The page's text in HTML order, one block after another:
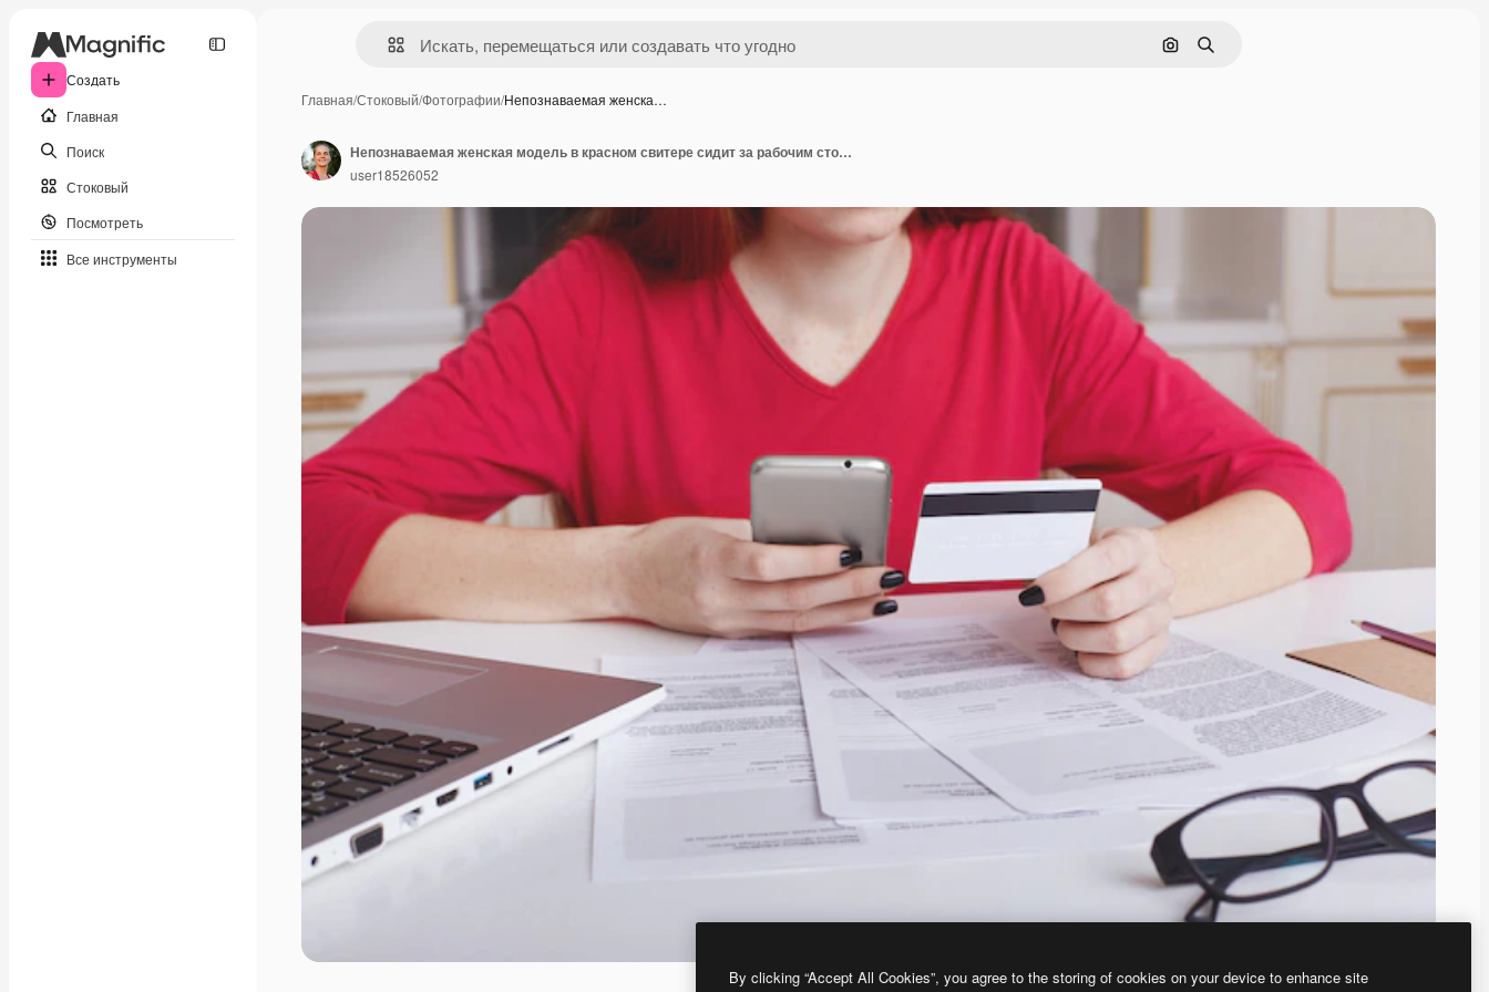
Создать
Главная
Поиск
Стоковый
Посмотреть
Все инструменты
Поиск по изображению
Поиск
Главная/Стоковый/Фотографии/Непознаваемая женска…
Непознаваемая женская модель в красном свитере сидит за рабочим столом в окружении бумаг и ноутбука
user18526052
By clicking “Accept All Cookies”, you agree to the storing of cookies on your device to enhance site